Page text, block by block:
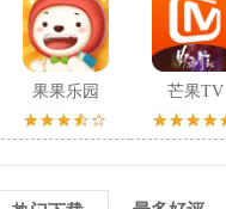
果果乐园 芒果TV